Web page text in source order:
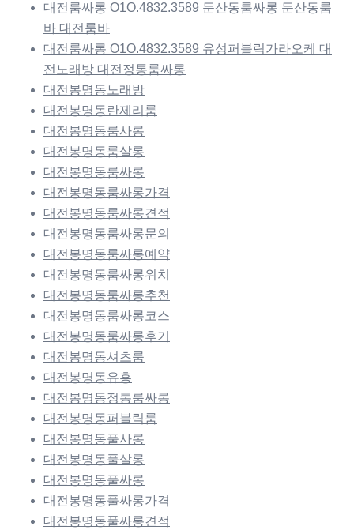
대전룸싸롱 O1O.4832.3589 둔산동룸싸롱 둔산동룸
바 대전룸바
대전룸싸롱 O1O.4832.3589 유성퍼블릭가라오케 대
전노래방 대전정통룸싸롱
대전봉명동노래방
대전봉명동란제리룸
대전봉명동룸사롱
대전봉명동룸살롱
대전봉명동룸싸롱
대전봉명동룸싸롱가격
대전봉명동룸싸롱견적
대전봉명동룸싸롱문의
대전봉명동룸싸롱예약
대전봉명동룸싸롱위치
대전봉명동룸싸롱추천
대전봉명동룸싸롱코스
대전봉명동룸싸롱후기
대전봉명동셔츠룸
대전봉명동유흥
대전봉명동정통룸싸롱
대전봉명동퍼블릭룸
대전봉명동풀사롱
대전봉명동풀살롱
대전봉명동풀싸롱
대전봉명동풀싸롱가격
대전봉명동풀싸롱견적